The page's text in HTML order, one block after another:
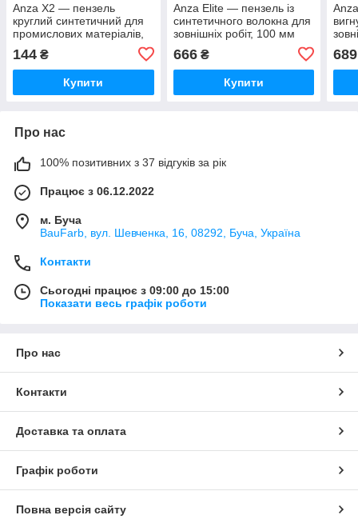
Anza X2 — пензель
круглий синтетичний для
промислових матеріалів,
144 ₴
Купити
Anza Elite — пензель із
синтетичного волокна для
зовнішніх робіт, 100 мм
666₴
Купити
689
Про нас
100% позитивних з 37 відгуків за рік
Працює з 06.12.2022
м. Буча
BauFarb, вул. Шевченка, 16, 08292, Буча, Україна
Контакти
Сьогодні працює з 09:00 до 15:00
Показати весь графік роботи
Про нас
Контакти
Доставка та оплата
Графік роботи
Повна версія сайту